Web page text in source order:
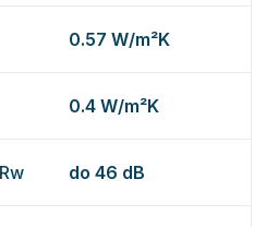
0.57 W/m²K
0.4 W/m²K
do 46 dB